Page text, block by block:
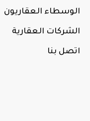
الوسطاء العقاريون
الشركات العقارية
اتصل بنا